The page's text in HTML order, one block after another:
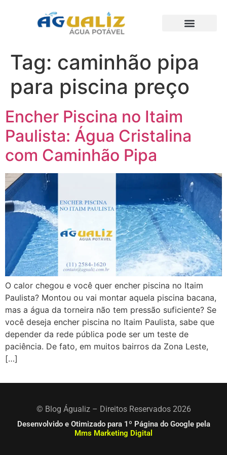
Tag: caminhão pipa
para piscina preço
Encher Piscina no Itaim
Paulista: Água Cristalina
com Caminhão Pipa
O calor chegou e você quer encher piscina no Itaim
Paulista? Montou ou vai montar aquela piscina bacana,
mas a água da torneira não tem pressão suficiente? Se
você deseja encher piscina no Itaim Paulista, sabe que
depender da rede pública pode ser um teste de
paciência. De fato, em muitos bairros da Zona Leste,
[…]
© Blog Águaliz – Direitos Reservados 2026
Desenvolvido e Otimizado para 1º Página do Google pela
Mms Marketing Digital